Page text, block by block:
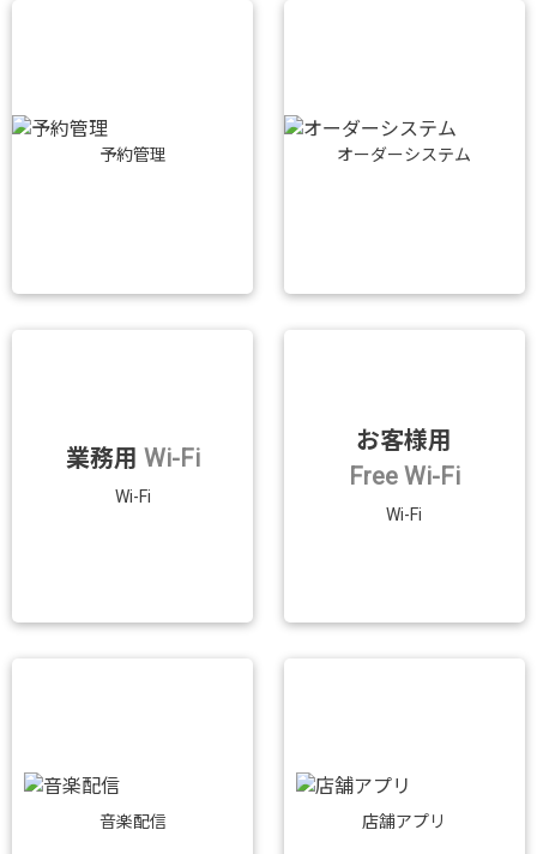
予約管理 オーダーシステム
業務用 Wi-Fi
Wi-Fi
お客様用
Free Wi-Fi
Wi-Fi
音楽配信 店舗アプリ